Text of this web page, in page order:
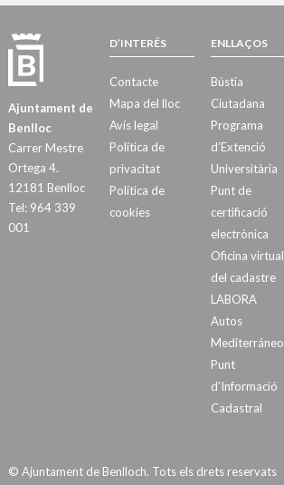
Ajuntament de
Benlloc
Carrer Mestre
Ortega 4.
12181 Benlloc
Tel: 964 339
001
D’INTERÉS
Contacte
Mapa del lloc
Avís legal
Política de
privacitat
Política de
cookies
ENLLAÇOS
Bústia
Ciutadana
Programa
d’Extenció
Universitària
Punt de
certificació
electrònica
Oficina virtual
del cadastre
LABORA
Autos
Mediterráneo
Punt
d’Informació
Cadastral
© Ajuntament de Benlloch. Tots els drets reservats